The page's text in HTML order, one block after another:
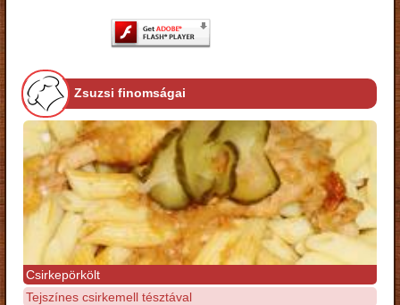
Zsuzsi finomságai
Csirkepörkölt
Tejszínes csirkemell tésztával